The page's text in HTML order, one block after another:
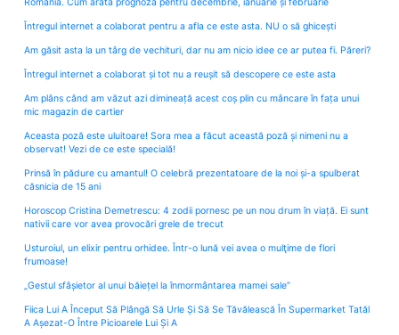
Întregul internet a colaborat pentru a afla ce este asta. NU o să ghicești
Am găsit asta la un târg de vechituri, dar nu am nicio idee ce ar putea fi. Păreri?
Întregul internet a colaborat și tot nu a reușit să descopere ce este asta
Am plâns când am văzut azi dimineață acest coș plin cu mâncare în fața unui
mic magazin de cartier
Aceasta poză este uluitoare! Sora mea a făcut această poză și nimeni nu a
observat! Vezi de ce este specială!
Prinsă în pădure cu amantul! O celebră prezentatoare de la noi și-a spulberat
căsnicia de 15 ani
Horoscop Cristina Demetrescu: 4 zodii pornesc pe un nou drum în viață. Ei sunt
nativii care vor avea provocări grele de trecut
Usturoiul, un elixir pentru orhidee. Într-o lună vei avea o mulţime de flori
frumoase!
„Gestul sfâșietor al unui băiețel la înmormântarea mamei sale”
Fiica Lui A Început Să Plângă Să Urle Și Să Se Tăvălească În Supermarket Tatăl
A Așezat-O Între Picioarele Lui Și A